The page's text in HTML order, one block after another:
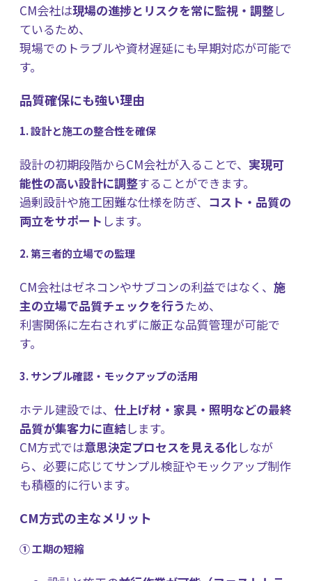
CM会社は現場の進捗とリスクを常に監視・調整し
ているため、
現場でのトラブルや資材遅延にも早期対応が可能で
す。
品質確保にも強い理由
1. 設計と施工の整合性を確保
設計の初期段階からCM会社が入ることで、 実現可
能性の高い設計に調整することができます。
過剰設計や施工困難な仕様を防ぎ、 コスト・品質の
両立をサポート します。
2. 第三者的立場での監理
CM会社はゼネコンやサブコンの利益ではなく、 施
主の立場で品質チェックを行うため、
利害関係に左右されずに厳正な品質管理が可能で
す。
3. サンプル確認・モックアップの活用
ホテル建設では、 仕上げ材・家具・照明などの最終
品質が集客力に直結します。
CM方式では意思決定プロセスを見える化しなが
ら、必要に応じてサンプル検証やモックアップ制作
も積極的に行います。
CM方式の主なメリット
① 工期の短縮